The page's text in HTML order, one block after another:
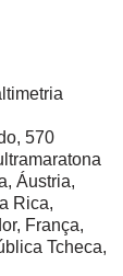
570
Áustria,
Rica,
França,
Tcheca,